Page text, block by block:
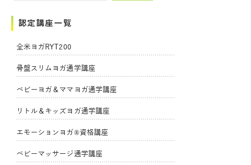
認定講座一覧
全米ヨガRYT200
骨盤スリムヨガ通学講座
ベビーヨガ＆ママヨガ通学講座
リトル＆キッズヨガ通学講座
エモーションヨガ®資格講座
ベビーマッサージ通学講座